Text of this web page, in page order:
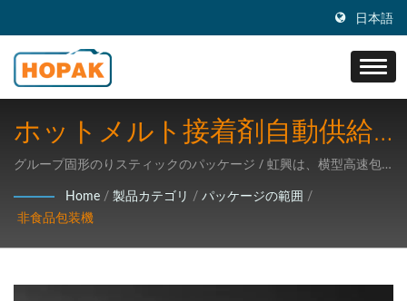
日本語
ホットメルト接着剤自動供給
カウント包装ライン
グループ固形のりスティックのパッケージ / 虹興は、横型高速包
装機と全自動包装ラインの設計、研究開発、生産および販売事業
に従事し、高度な技術の包装機械の研究開発に注力しています。
Home / 製品カテゴリ / パッケージの範囲 /
非食品包装機